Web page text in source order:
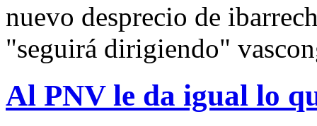
nuevo desprecio de
"seguirá dirigiendo"
Al PNV le da igual lo